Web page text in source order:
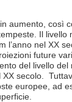
aumento, così
Il livello
l’anno nel XX
future
del livello
XX secolo.
europee, ad